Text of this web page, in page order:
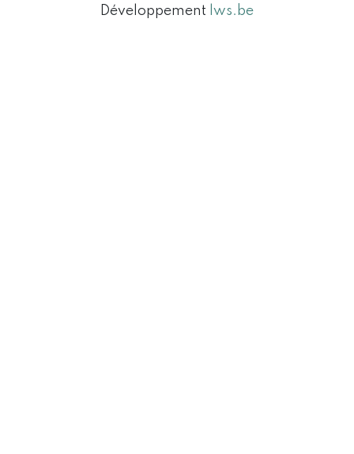
Développement lws.be